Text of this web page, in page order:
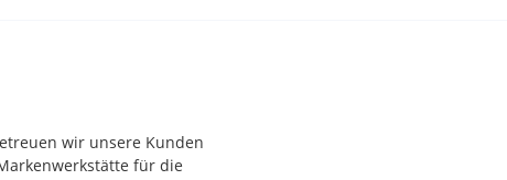
wir unsere Kunden
für die